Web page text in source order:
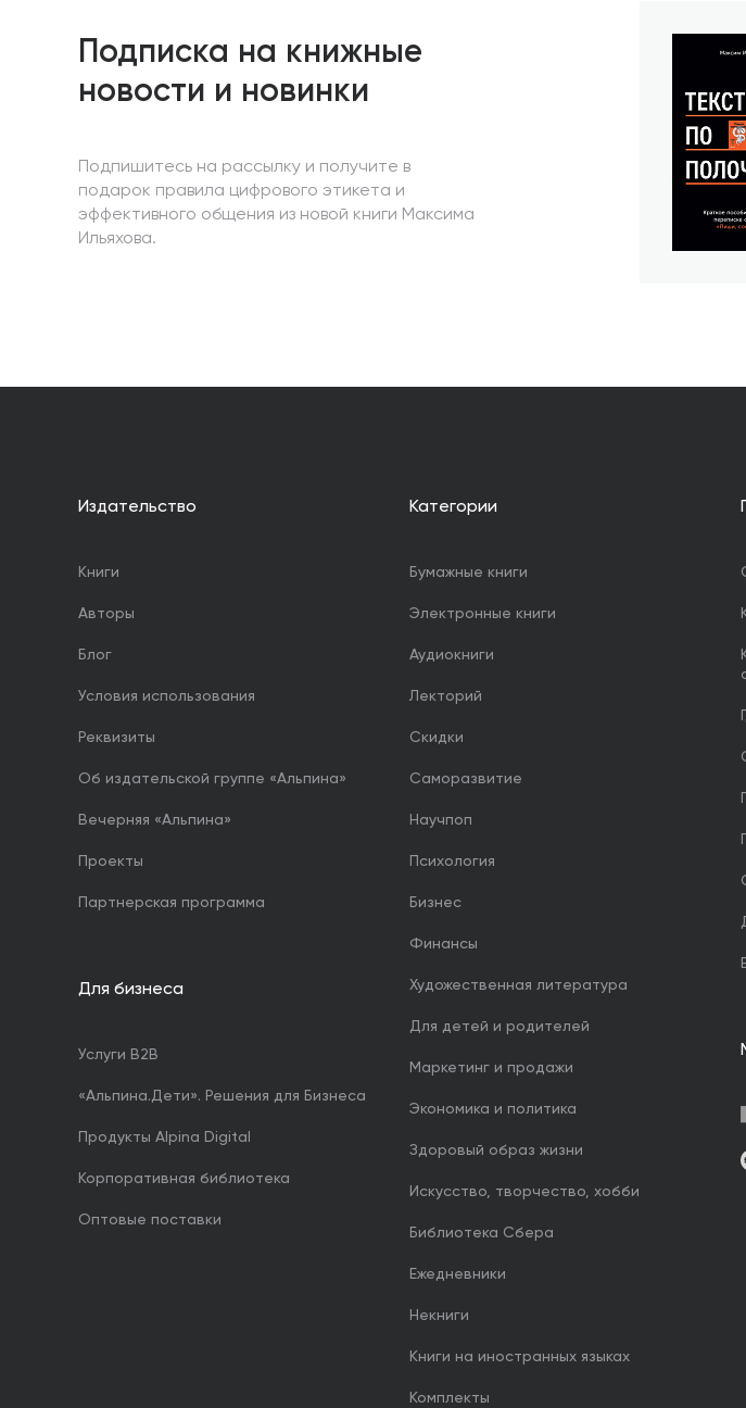
Подписка на книжные
новости и новинки
Подпишитесь на рассылку и получите в
подарок правила цифрового этикета и
эффективного общения из новой книги Максима
Ильяхова.
Издательство
Книги
Авторы
Блог
Условия использования
Реквизиты
Об издательской группе «Альпина»
Вечерняя «Альпина»
Проекты
Партнерская программа
Для бизнеса
Услуги B2B
«Альпина.Дети». Решения для Бизнеса
Продукты Alpina Digital
Корпоративная библиотека
Оптовые поставки
Категории
Бумажные книги
Электронные книги
Аудиокниги
Лекторий
Скидки
Саморазвитие
Научпоп
Психология
Бизнес
Финансы
Художественная литература
Для детей и родителей
Маркетинг и продажи
Экономика и политика
Здоровый образ жизни
Искусство, творчество, хобби
Библиотека Сбера
Ежедневники
Некниги
Книги на иностранных языках
Комплекты